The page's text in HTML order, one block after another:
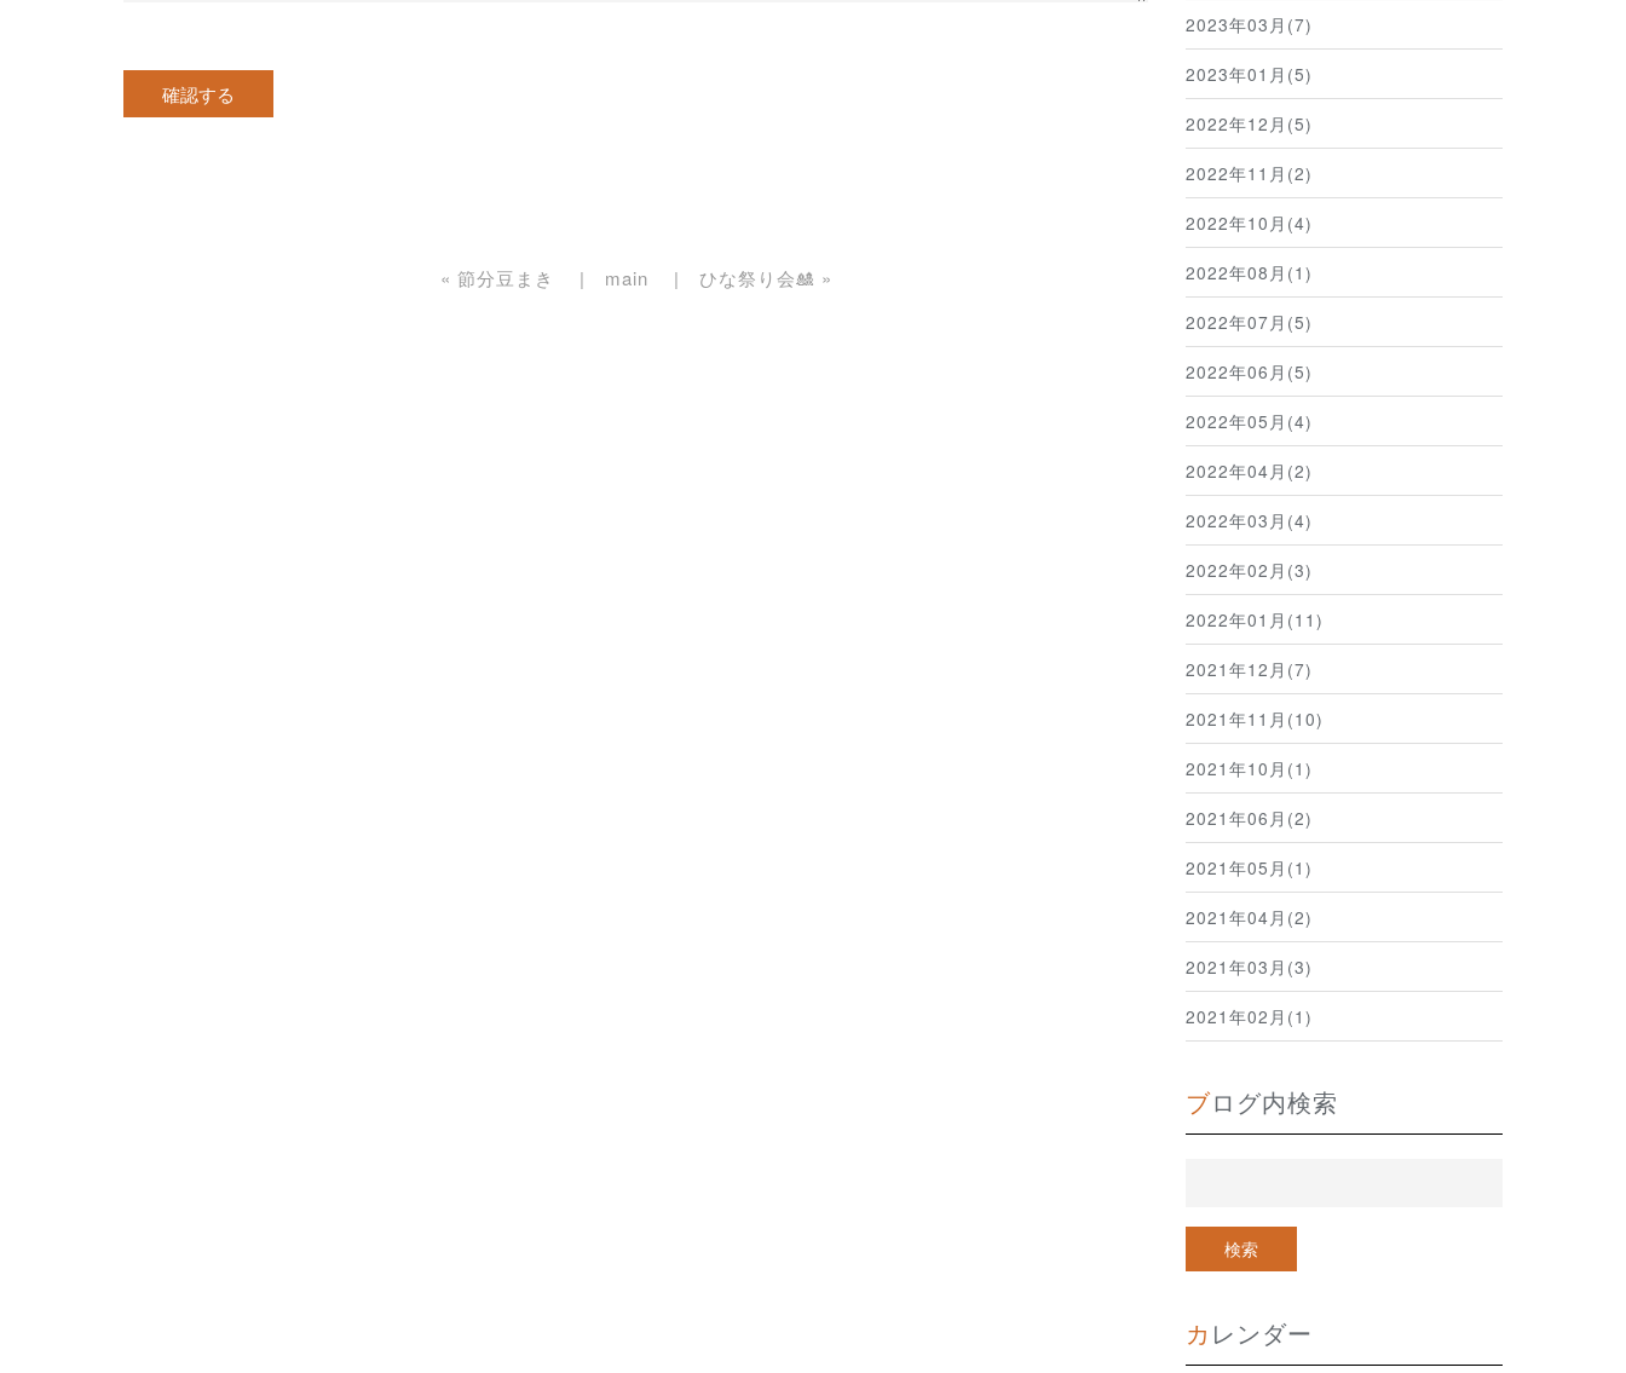
« 節分豆まき main ひな祭り会🎎 »
2023年03月(7)
2023年01月(5)
2022年12月(5)
2022年11月(2)
2022年10月(4)
2022年08月(1)
2022年07月(5)
2022年06月(5)
2022年05月(4)
2022年04月(2)
2022年03月(4)
2022年02月(3)
2022年01月(11)
2021年12月(7)
2021年11月(10)
2021年10月(1)
2021年06月(2)
2021年05月(1)
2021年04月(2)
2021年03月(3)
2021年02月(1)
ブログ内検索
カレンダー